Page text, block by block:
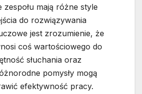
zespołu mają różne style
do rozwiązywania
jest zrozumienie, że
coś wartościowego do
słuchania oraz
pomysły mogą
efektywność pracy.